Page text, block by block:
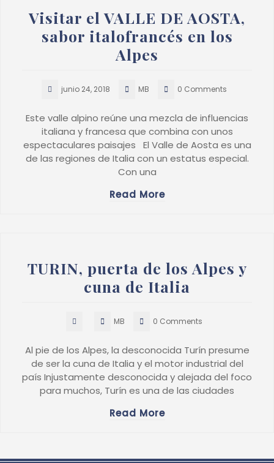
Visitar el VALLE DE AOSTA,
sabor italofrancés en los
Alpes
junio 24, 2018 MB 0 Comments
Este valle alpino reúne una mezcla de influencias
italiana y francesa que combina con unos
espectaculares paisajes El Valle de Aosta es una
de las regiones de Italia con un estatus especial.
Con una
Read More
TURIN, puerta de los Alpes y
cuna de Italia
MB 0 Comments
Al pie de los Alpes, la desconocida Turín presume
de ser la cuna de Italia y el motor industrial del
país Injustamente desconocida y alejada del foco
para muchos, Turín es una de las ciudades
Read More